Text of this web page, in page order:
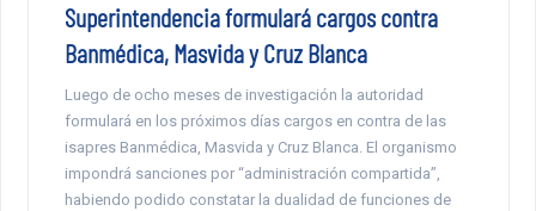
Superintendencia formulará cargos contra
Banmédica, Masvida y Cruz Blanca
Luego de ocho meses de investigación la autoridad
formulará en los próximos días cargos en contra de las
isapres Banmédica, Masvida y Cruz Blanca. El organismo
impondrá sanciones por “administración compartida”,
habiendo podido constatar la dualidad de funciones de